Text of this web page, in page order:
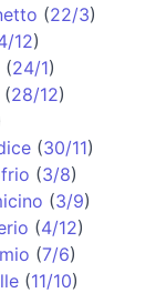
(22/3)
12)
(24/1)
(28/12)
(30/11)
(3/8)
(3/9)
(4/12)
(7/6)
(11/10)